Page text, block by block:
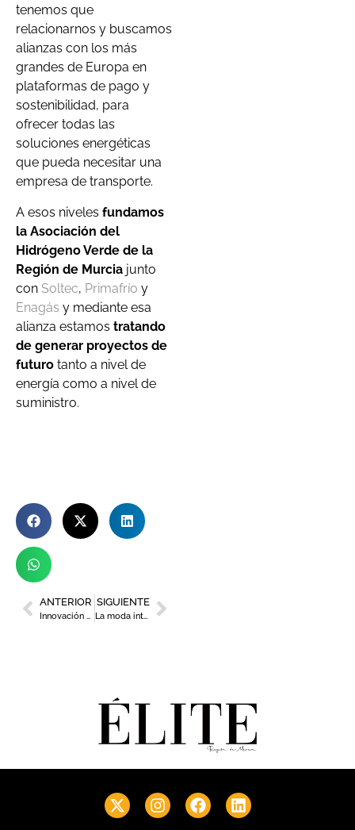
tenemos que
relacionarnos y buscamos
alianzas con los más
grandes de Europa en
plataformas de pago y
sostenibilidad, para
ofrecer todas las
soluciones energéticas
que pueda necesitar una
empresa de transporte.
A esos niveles fundamos
la Asociación del
Hidrógeno Verde de la
Región de Murcia junto
con Soltec, Primafrío y
Enagás y mediante esa
alianza estamos tratando
de generar proyectos de
futuro tanto a nivel de
energía como a nivel de
suministro.
ANTERIOR
Innovación y diversificación al servicio del transportista con Gesa Mediación
SIGUIENTE
La moda internacional de Beatriz Peñalver y Warburton invaden el paseo Alfonso X de Murcia